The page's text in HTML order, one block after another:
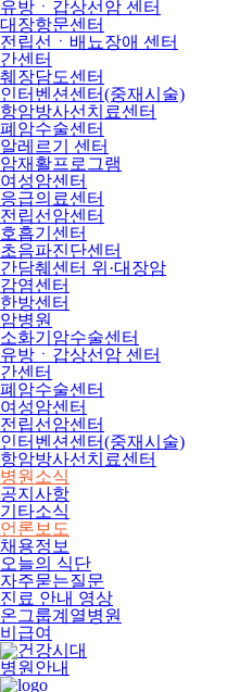
유방ㆍ갑상선암 센터
대장항문센터
전립선ㆍ배뇨장애 센터
간센터
췌장담도센터
인터벤션센터(중재시술)
항암방사선치료센터
폐암수술센터
알레르기 센터
암재활프로그램
여성암센터
응급의료센터
전립선암센터
호흡기센터
초음파진단센터
간담췌센터 위·대장암
감염센터
한방센터
암병원
소화기암수술센터
유방ㆍ갑상선암 센터
간센터
폐암수술센터
여성암센터
전립선암센터
인터벤션센터(중재시술)
항암방사선치료센터
병원소식
공지사항
기타소식
언론보도
채용정보
오늘의 식단
자주묻는질문
진료 안내 영상
온그룹계열병원
비급여
병원안내